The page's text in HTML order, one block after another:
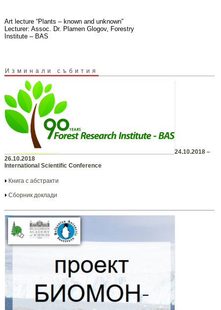
Art lecture “Plants – known and unknown”
Lecturer: Assoc. Dr. Plamen Glogov, Forestry
Institute – BAS
Изминали събития
24.10.2018 –
26.10.2018
International Scientific Conference
Книга с абстракти
Сборник доклади